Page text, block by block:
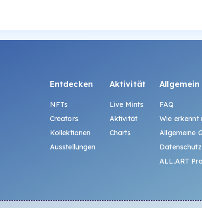
Entdecken
NFTs
Creators
Kollektionen
Ausstellungen
Aktivität
Live Mints
Aktivität
Charts
Allgemein
FAQ
Wie erkennt
Allgemeine
Datenschutz
ALL.ART